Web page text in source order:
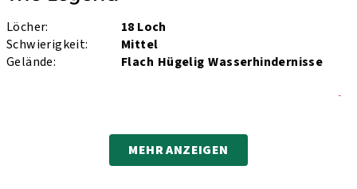
Löcher:
18 Loch
Schwierigkeit:
Mittel
Gelände:
Flach Hügelig Wasserhindernisse
mehr
MEHR ANZEIGEN